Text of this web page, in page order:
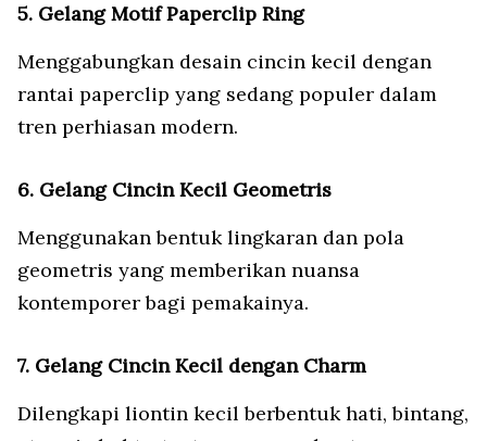
5. Gelang Motif Paperclip Ring
Menggabungkan desain cincin kecil dengan
rantai paperclip yang sedang populer dalam
tren perhiasan modern.
6. Gelang Cincin Kecil Geometris
Menggunakan bentuk lingkaran dan pola
geometris yang memberikan nuansa
kontemporer bagi pemakainya.
7. Gelang Cincin Kecil dengan Charm
Dilengkapi liontin kecil berbentuk hati, bintang,